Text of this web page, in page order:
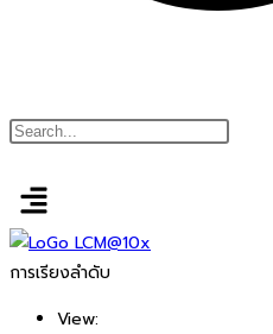
การเรียงลำดับ
View: